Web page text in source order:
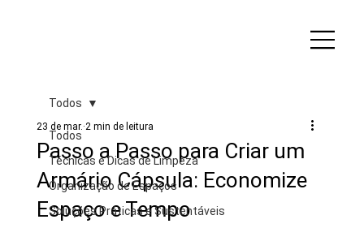
Todos
Técnicas e Dicas de Limpeza
Organização de Espaços
Soluções Práticas e Sustentáveis
Todos
Passo a Passo para Criar um
Armário Cápsula: Economize
Espaço e Tempo
23 de mar. 2 min de leitura